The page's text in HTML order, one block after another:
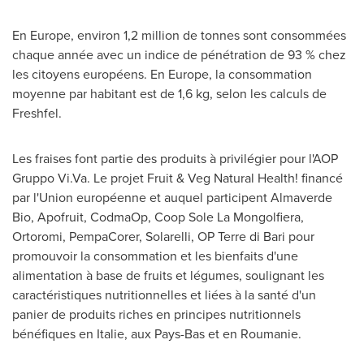
En Europe, environ 1,2 million de tonnes sont consommées
chaque année avec un indice de pénétration de 93 % chez
les citoyens européens. En Europe, la consommation
moyenne par habitant est de 1,6 kg, selon les calculs de
Freshfel.
Les fraises font partie des produits à privilégier pour l'AOP
Gruppo Vi.Va. Le projet Fruit & Veg Natural Health! financé
par l'Union européenne et auquel participent Almaverde
Bio, Apofruit, CodmaOp, Coop Sole La Mongolfiera,
Ortoromi, PempaCorer, Solarelli, OP Terre di Bari pour
promouvoir la consommation et les bienfaits d'une
alimentation à base de fruits et légumes, soulignant les
caractéristiques nutritionnelles et liées à la santé d'un
panier de produits riches en principes nutritionnels
bénéfiques en Italie, aux Pays-Bas et en Roumanie.